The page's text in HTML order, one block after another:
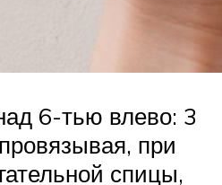
6-тью влево: 3
при
спицы,